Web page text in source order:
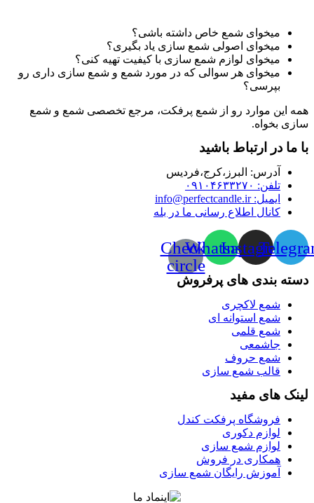
میخوای شمع خاص داشته باشی؟
میخوای اصولی شمع سازی یاد بگیری؟
میخوای لوازم شمع سازی با کیفیت تهیه کنی؟
میخوای هر سوالی که در مورد شمع و شمع سازی داری رو
بپرسی؟
همه این موارد رو از شمع پرفکت، مرجع تخصصی شمع و شمع
سازی بخواه.
با ما در ارتباط باشید
آدرس:‌ البرز،کرج،فردیس
تلفن: ۰۹۱۰۴۶۳۳۲۷۰
ایمیل: info@perfectcandle.ir
کانال اطلاع رسانی ما در بله
Instagram
Whatsapp
Check-
circle
دسته بندی های پرفروش
شمع لاکچری
شمع استوانه ای
شمع قلمی
جاشمعی
شمع حروف
قالب شمع سازی
لینک های مفید
فروشگاه پرفکت کندل
لوازم دکوری
لوازم شمع سازی
همکاری در فروش
آموزش رایگان شمع سازی